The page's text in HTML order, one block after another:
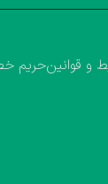
و قوانینحریم